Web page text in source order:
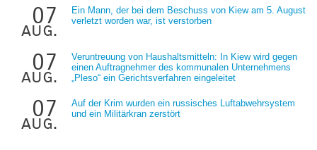
07
aug.
Ein Mann, der bei dem Beschuss von Kiew am 5. August
verletzt worden war, ist verstorben
07
aug.
Veruntreuung von Haushaltsmitteln: In Kiew wird gegen
einen Auftragnehmer des kommunalen Unternehmens
„Pleso“ ein Gerichtsverfahren eingeleitet
07
aug.
Auf der Krim wurden ein russisches Luftabwehrsystem
und ein Militärkran zerstört